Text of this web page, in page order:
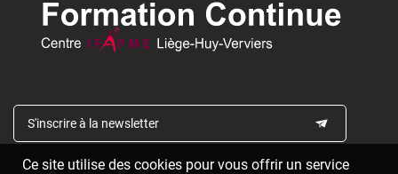
Ce site utilise des cookies pour vous offrir un service
S'inscrire à la newsletter